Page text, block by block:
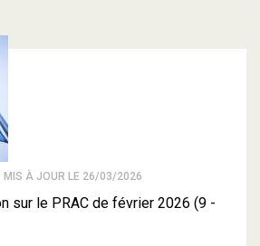
MIS À JOUR LE 26/03/2026
sur le PRAC de février 2026 (9 -